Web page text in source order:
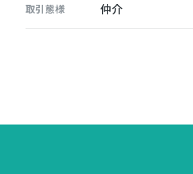
取引態様 仲介